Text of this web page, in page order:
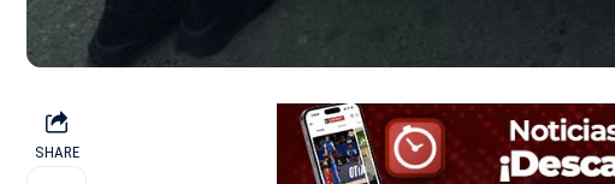
SHARE